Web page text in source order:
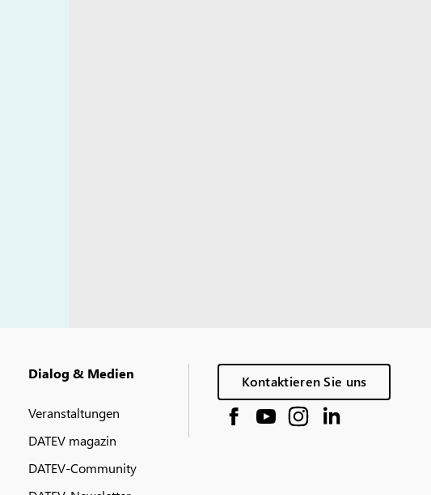
Dialog & Medien
Veranstaltungen
DATEV magazin
DATEV-Community
Kontaktieren Sie uns